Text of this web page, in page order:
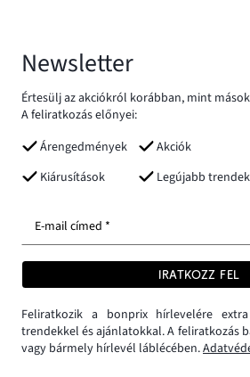
Newsletter
Értesülj az akciókról korábban, mint
A feliratkozás előnyei:
Árengedmények
Akciók
Kiárusítások
Legújabb trendek
E-mail címed *
IRATKOZZ FEL
Feliratkozik a bonprix hírlevelére
trendekkel és ajánlatokkal. A feliratkozás
vagy bármely hírlevél láblécében.